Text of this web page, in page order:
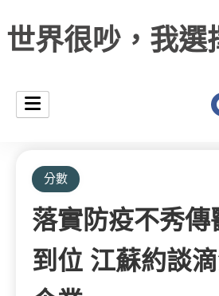
世界很吵，我選
分數
落實防疫不秀
到位 江蘇約談